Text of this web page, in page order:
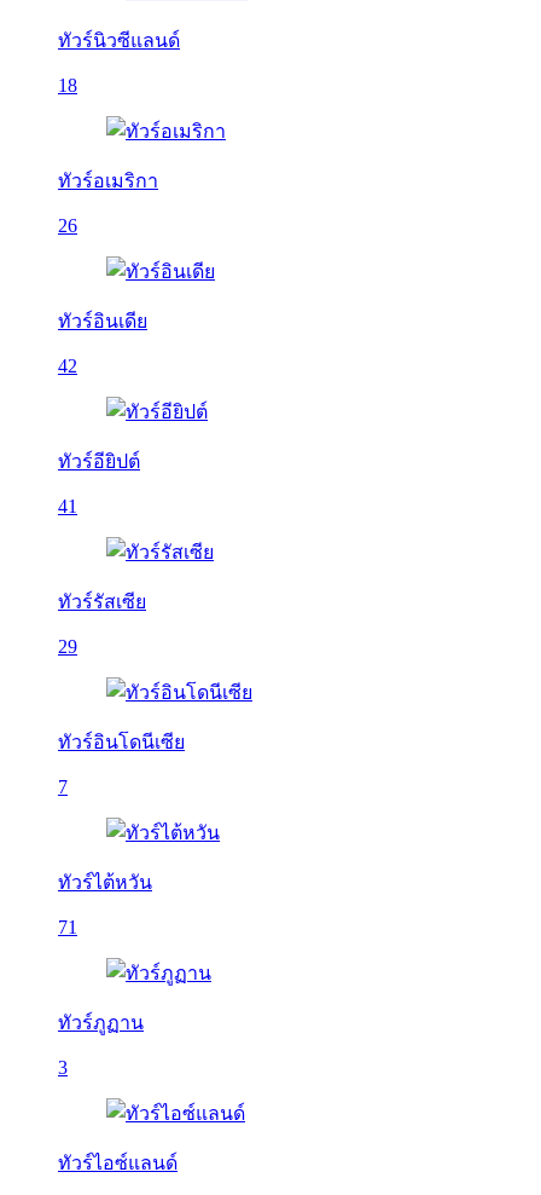
ทัวร์นิวซีแลนด์
18
ทัวร์อเมริกา
26
ทัวร์อินเดีย
42
ทัวร์อียิปต์
41
ทัวร์รัสเซีย
29
ทัวร์อินโดนีเซีย
7
ทัวร์ไต้หวัน
71
ทัวร์ภูฏาน
3
ทัวร์ไอซ์แลนด์